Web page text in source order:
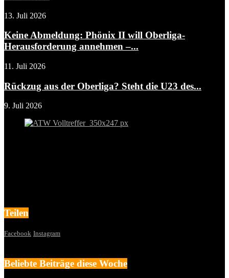
13. Juli 2026
Keine Abmeldung: Phönix II will Oberliga-
Herausforderung annehmen –...
11. Juli 2026
Rückzug aus der Oberliga? Steht die U23 des...
9. Juli 2026
Teilen
Facebook Instagram
Beliebte Beiträge diese Woche